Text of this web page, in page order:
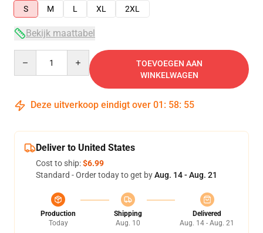
S
M L XL 2XL
Bekijk maattabel
TOEVOEGEN AAN
WINKELWAGEN
Deze uitverkoop eindigt over 01 : 58: 54
Deliver to United States
Cost to ship:$6.99
Standard - Order today to get byAug. 14 - Aug. 21
Production
Today
Shipping
Aug. 10
Delivered
Aug. 14 - Aug. 21